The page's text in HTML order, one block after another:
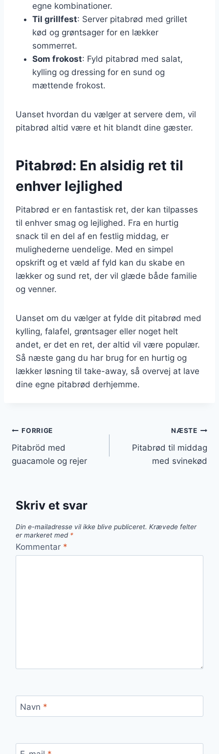
egne kombinationer.
Til grillfest: Server pitabrød med grillet
kød og grøntsager for en lækker
sommerret.
Som frokost: Fyld pitabrød med salat,
kylling og dressing for en sund og
mættende frokost.
Uanset hvordan du vælger at servere dem, vil
pitabrød altid være et hit blandt dine gæster.
Pitabrød: En alsidig ret til
enhver lejlighed
Pitabrød er en fantastisk ret, der kan tilpasses
til enhver smag og lejlighed. Fra en hurtig
snack til en del af en festlig middag, er
mulighederne uendelige. Med en simpel
opskrift og et væld af fyld kan du skabe en
lækker og sund ret, der vil glæde både familie
og venner.
Uanset om du vælger at fylde dit pitabrød med
kylling, falafel, grøntsager eller noget helt
andet, er det en ret, der altid vil være populær.
Så næste gang du har brug for en hurtig og
lækker løsning til take-away, så overvej at lave
dine egne pitabrød derhjemme.
Indlægsnavigation
FORRIGE
Pitabröd med
guacamole og rejer
NÆSTE
Pitabrød til middag
med svinekød
Skriv et svar
Din e-mailadresse vil ikke blive publiceret. Krævede felter
er markeret med *
Kommentar *
Navn *